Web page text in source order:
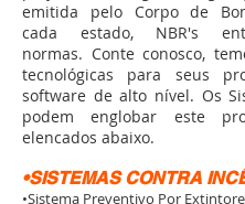
emitida pelo Corpo de
cada estado, NBR's
normas. Conte conosco,
tecnológicas para seus
software de alto nível. Os
podem englobar este
elencados abaixo.
•SISTEMAS CONTRA
•Sistema Preventivo Por